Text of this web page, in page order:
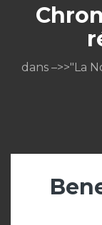
dans –>>"La